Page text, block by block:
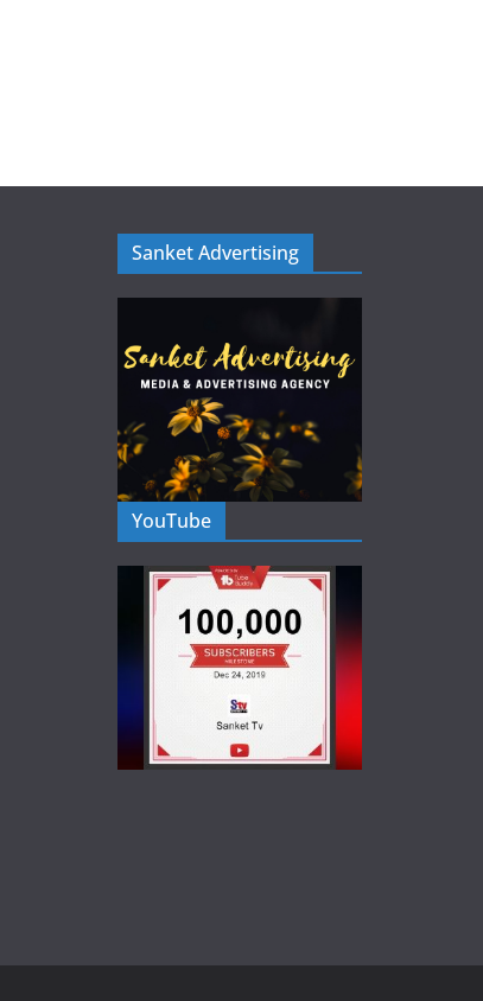
Sanket Advertising
YouTube